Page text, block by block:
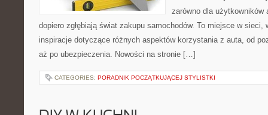
zarówno dla
dopiero zgłębiają świat zakupu samochodów. To miejsce w
inspiracje dotyczące różnych aspektów korzystania z auta, od
aż po ubezpieczenia. Nowości na stronie […]
CATEGORIES: PORADNIK POCZĄTKUJĄCEJ STYLISTKI